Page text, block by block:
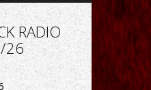
RADIO
26